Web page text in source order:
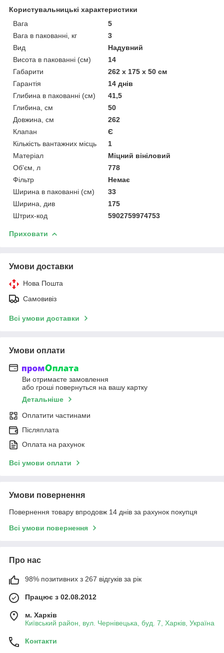
Користувальницькі характеристики
Вага
5
Вага в пакованні, кг
3
Вид
Надувний
Висота в пакованні (см)
14
Габарити
262 x 175 x 50 см
Гарантія
14 днів
Глибина в пакованні (см)
41,5
Глибина, см
50
Довжина, см
262
Клапан
Є
Кількість вантажних місць
1
Матеріал
Міцний вініловий
Об'єм, л
778
Фільтр
Немає
Ширина в пакованні (см)
33
Ширина, див
175
Штрих-код
5902759974753
Приховати
Умови доставки
Нова Пошта
Самовивіз
Всі умови доставки
Умови оплати
Ви отримаєте замовлення
або гроші повернуться на вашу картку
Детальніше
Оплатити частинами
Післяплата
Оплата на рахунок
Всі умови оплати
Умови повернення
Повернення товару впродовж 14 днів за рахунок покупця
Всі умови повернення
Про нас
98% позитивних з 267 відгуків за рік
Працює з 02.08.2012
м. Харків
Київський район, вул. Чернівецька, буд. 7, Харків, Україна
Контакти